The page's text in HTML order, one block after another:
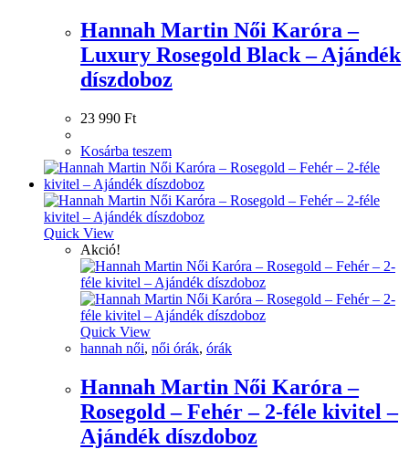
Hannah Martin Női Karóra –
Luxury Rosegold Black – Ajándék
díszdoboz
23 990 Ft
Kosárba teszem
Quick View
Akció!
Quick View
hannah női, női órák, órák
Hannah Martin Női Karóra –
Rosegold – Fehér – 2-féle kivitel –
Ajándék díszdoboz